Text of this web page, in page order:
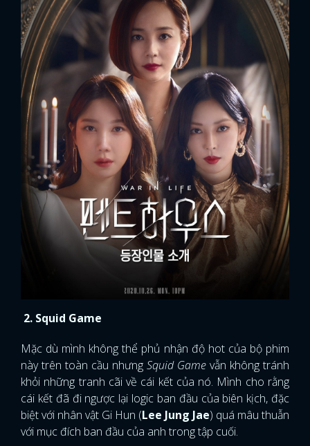
2. Squid Game
Mặc dù mình không thể phủ nhận độ hot của bộ phim
này trên toàn cầu nhưng Squid Game vẫn không tránh
khỏi những tranh cãi về cái kết của nó. Mình cho rằng
cái kết đã đi ngược lại logic ban đầu của biên kịch, đặc
biệt với nhân vật Gi Hun (Lee Jung Jae) quá mâu thuẫn
với mục đích ban đầu của anh trong tập cuối.